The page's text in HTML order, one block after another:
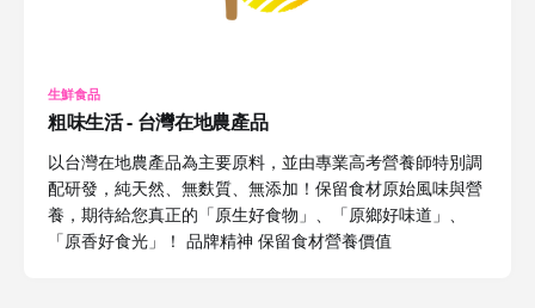
生鮮食品
粗味生活 - 台灣在地農產品
以台灣在地農產品為主要原料，並由專業高考營養師特別調
配研發，純天然、無麩質、無添加！保留食材原始風味與營
養，期待給您真正的「原生好食物」、「原鄉好味道」、
「原香好食光」！ 品牌精神 保留食材營養價值